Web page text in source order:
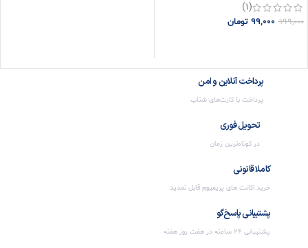
(1)
199,000
99,000 تومان
پرداخت آنلاین و امن
پرداخت با کارت‌های شتاب
تحویل فوری
در کوتاه‌ترین زمان
کاملا قانونی
خرید اکانت های پریمیوم قابل تمدید
پشتیبانی پاسخ‌گو
پشتیبانی 24 ساعته در هفت روز هفته